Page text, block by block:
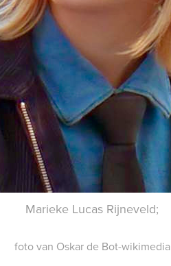
Marieke Lucas Rijneveld;
foto van Oskar de Bot-wikimedia